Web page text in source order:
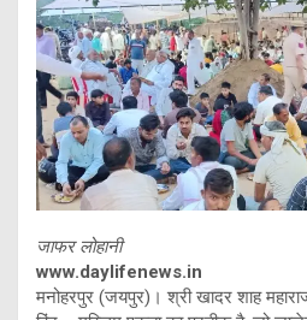
जाफर लोहानी
www.daylifenews.in
मनोहरपुर (जयपुर)। श्री खादर शाह